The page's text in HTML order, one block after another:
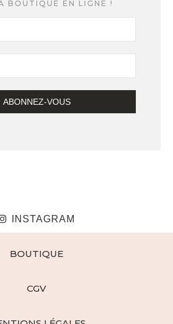
BOUTIQUE EN LIGNE !
INSTAGRAM
BOUTIQUE
CGV